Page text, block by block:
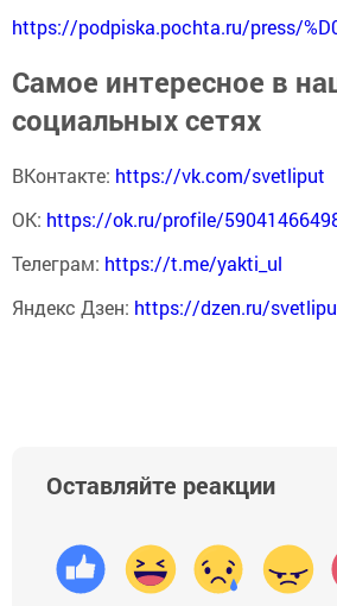
https://podpiska.pochta.ru/press/
Самое интересное в
социальных сетях
ВКонтакте: https://vk.com/svetliput
ОК: https://ok.ru/profile/
Телеграм: https://t.me/yakti_ul
Яндекс Дзен: https://dzen.ru/
Оставляйте реакции